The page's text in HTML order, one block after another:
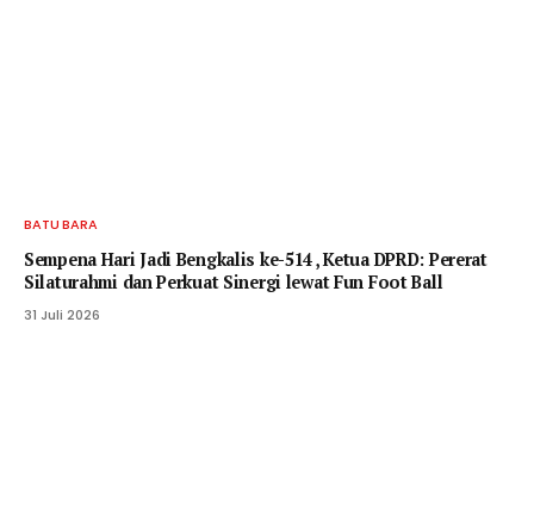
BATU BARA
Sempena Hari Jadi Bengkalis ke-514 , Ketua DPRD: Pererat
Silaturahmi dan Perkuat Sinergi lewat Fun Foot Ball
31 Juli 2026